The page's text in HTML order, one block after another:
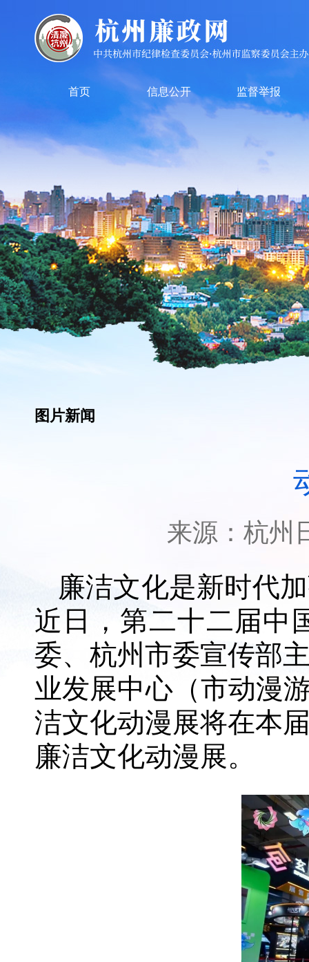
首页 信息公开 监督举报
图片新闻
来源： 杭州
廉洁文化是新时代
近日，第二十二届中
委、杭州市委宣传部
业发展中心（市动漫
洁文化动漫展将在本
廉洁文化动漫展。